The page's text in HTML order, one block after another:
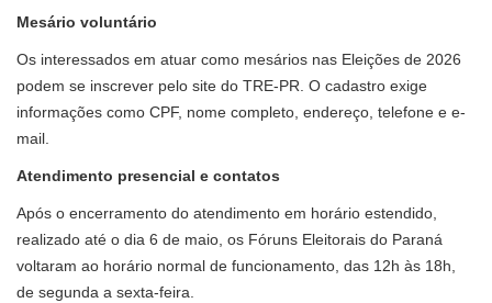
Mesário voluntário
Os interessados em atuar como mesários nas Eleições de 2026
podem se inscrever pelo site do TRE-PR. O cadastro exige
informações como CPF, nome completo, endereço, telefone e e-
mail.
Atendimento presencial e contatos
Após o encerramento do atendimento em horário estendido,
realizado até o dia 6 de maio, os Fóruns Eleitorais do Paraná
voltaram ao horário normal de funcionamento, das 12h às 18h,
de segunda a sexta-feira.